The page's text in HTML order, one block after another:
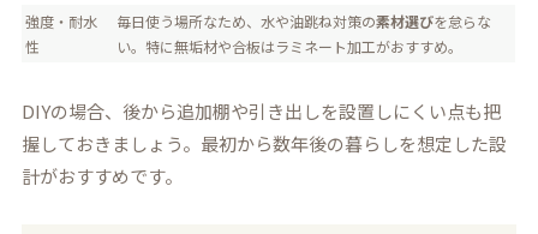
強度・耐水
性
毎日使う場所なため、水や油跳ね対策の素材選びを怠らな
い。特に無垢材や合板はラミネート加工がおすすめ。
DIYの場合、後から追加棚や引き出しを設置しにくい点も把
握しておきましょう。最初から数年後の暮らしを想定した設
計がおすすめです。